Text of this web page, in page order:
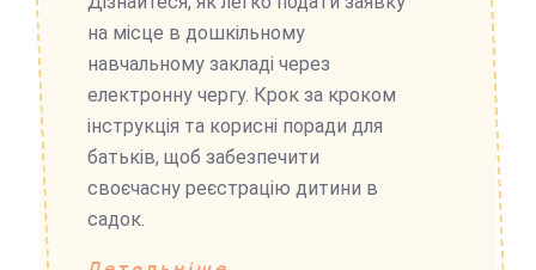
на місце в дошкільному
навчальному закладі через
електронну чергу. Крок за кроком
інструкція та корисні поради для
батьків, щоб забезпечити
своєчасну реєстрацію дитини в
садок.